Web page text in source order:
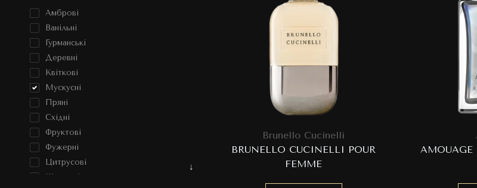
Амброві
Ванільні
Гурманські
Деревні
Квіткові
Мускусні
Пряні
Східні
Фруктові
Фужерні
Цитрусові
Шипрові
Brunello Cucinelli
BRUNELLO CUCINELLI POUR
FEMME
AMOUAGE